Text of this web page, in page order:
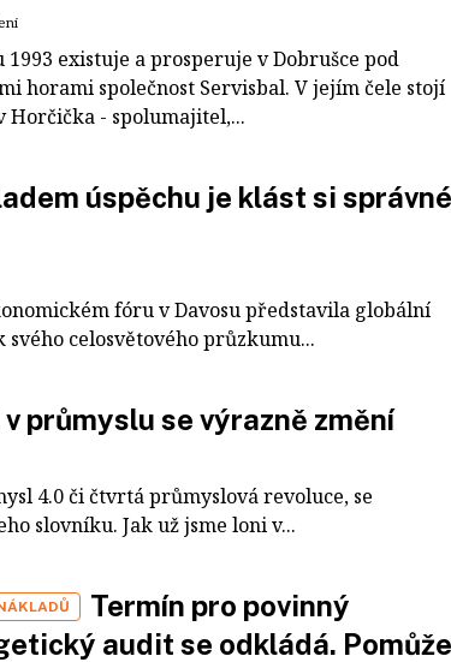
1993 existuje a prosperuje v Dobrušce pod
horami společnost Servisbal. V jejím čele stojí
Horčička - spolumajitel,...
úspěchu je klást si správné
fóru v Davosu představila globální
celosvětového průzkumu...
průmyslu se výrazně změní
4.0 či čtvrtá průmyslová revoluce, se
slovníku. Jak už jsme loni v...
Termín pro povinný
audit se odkládá. Pomůže